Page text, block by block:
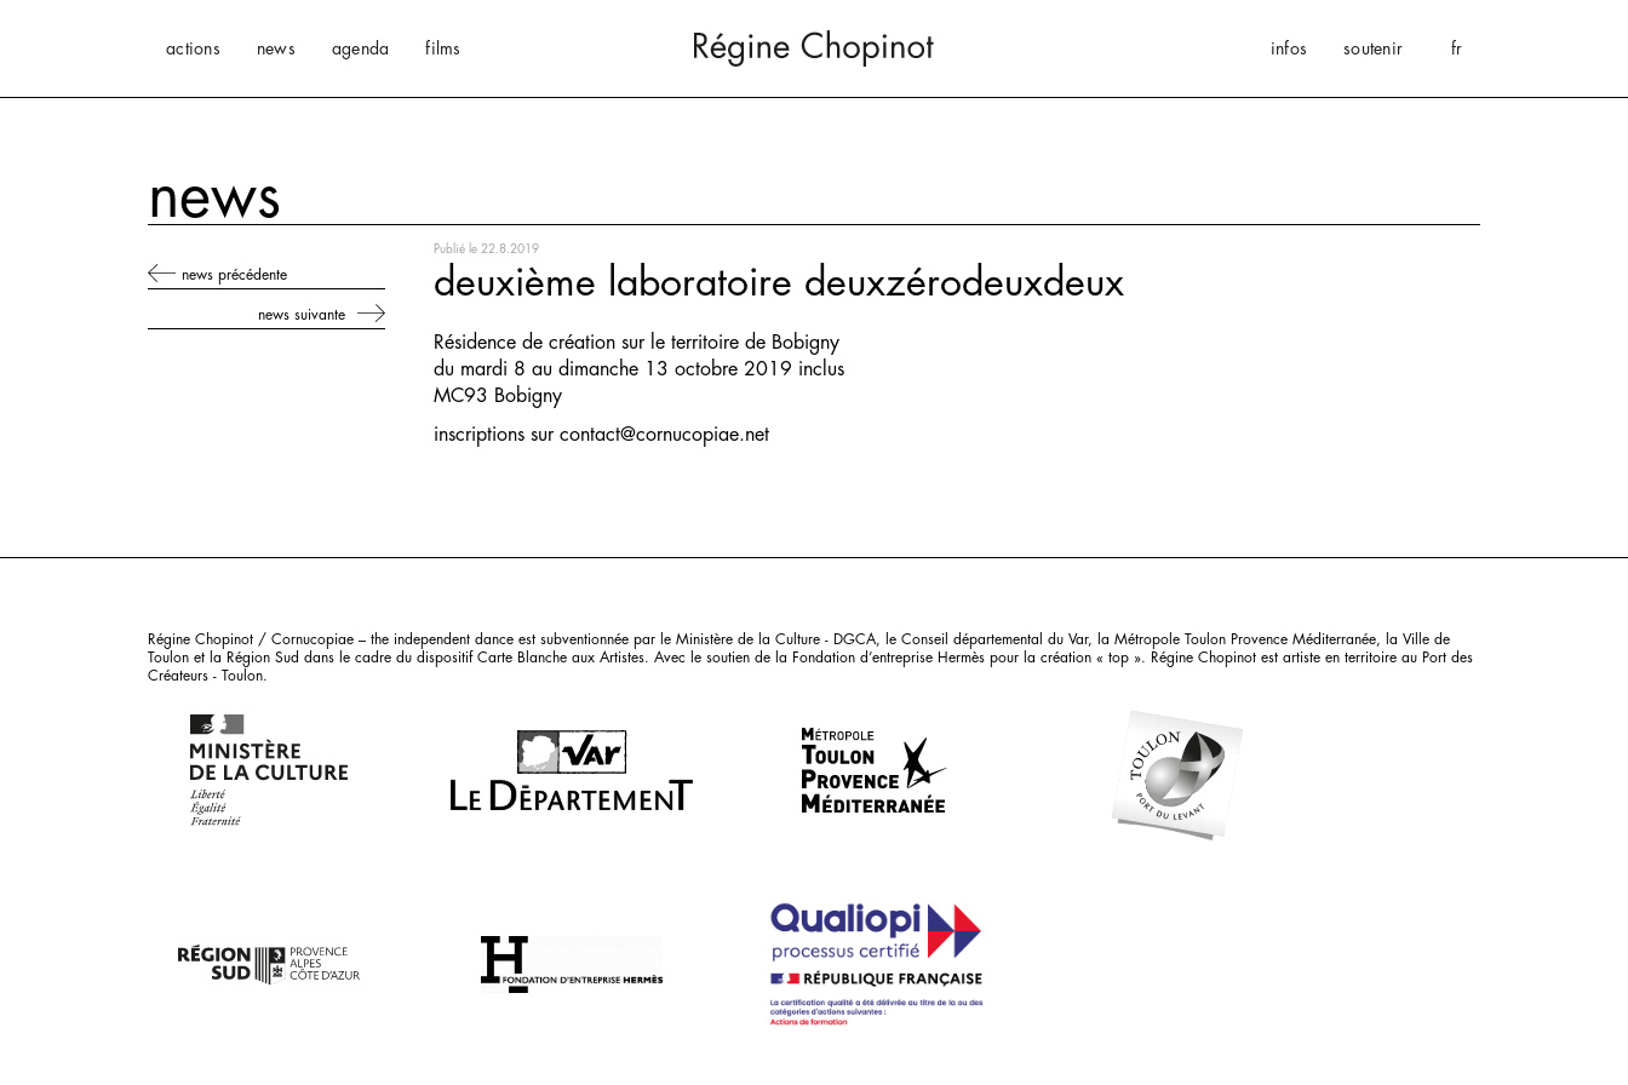
actions news agenda films infos soutenir fr
news
news précédente
news suivante
Publié le 22.8.2019
deuxième laboratoire deuxzérodeuxdeux
Résidence de création sur le territoire de Bobigny
du mardi 8 au dimanche 13 octobre 2019 inclus
MC93 Bobigny
inscriptions sur contact@cornucopiae.net
Régine Chopinot / Cornucopiae – the independent dance est subventionnée par le Ministère de la Culture - DGCA, le Conseil départemental du Var, la Métropole Toulon Provence Méditerranée, la Ville de
Toulon et la Région Sud dans le cadre du dispositif Carte Blanche aux Artistes. Avec le soutien de la Fondation d’entreprise Hermès pour la création « top ». Régine Chopinot est artiste en territoire au Port des
Créateurs - Toulon.